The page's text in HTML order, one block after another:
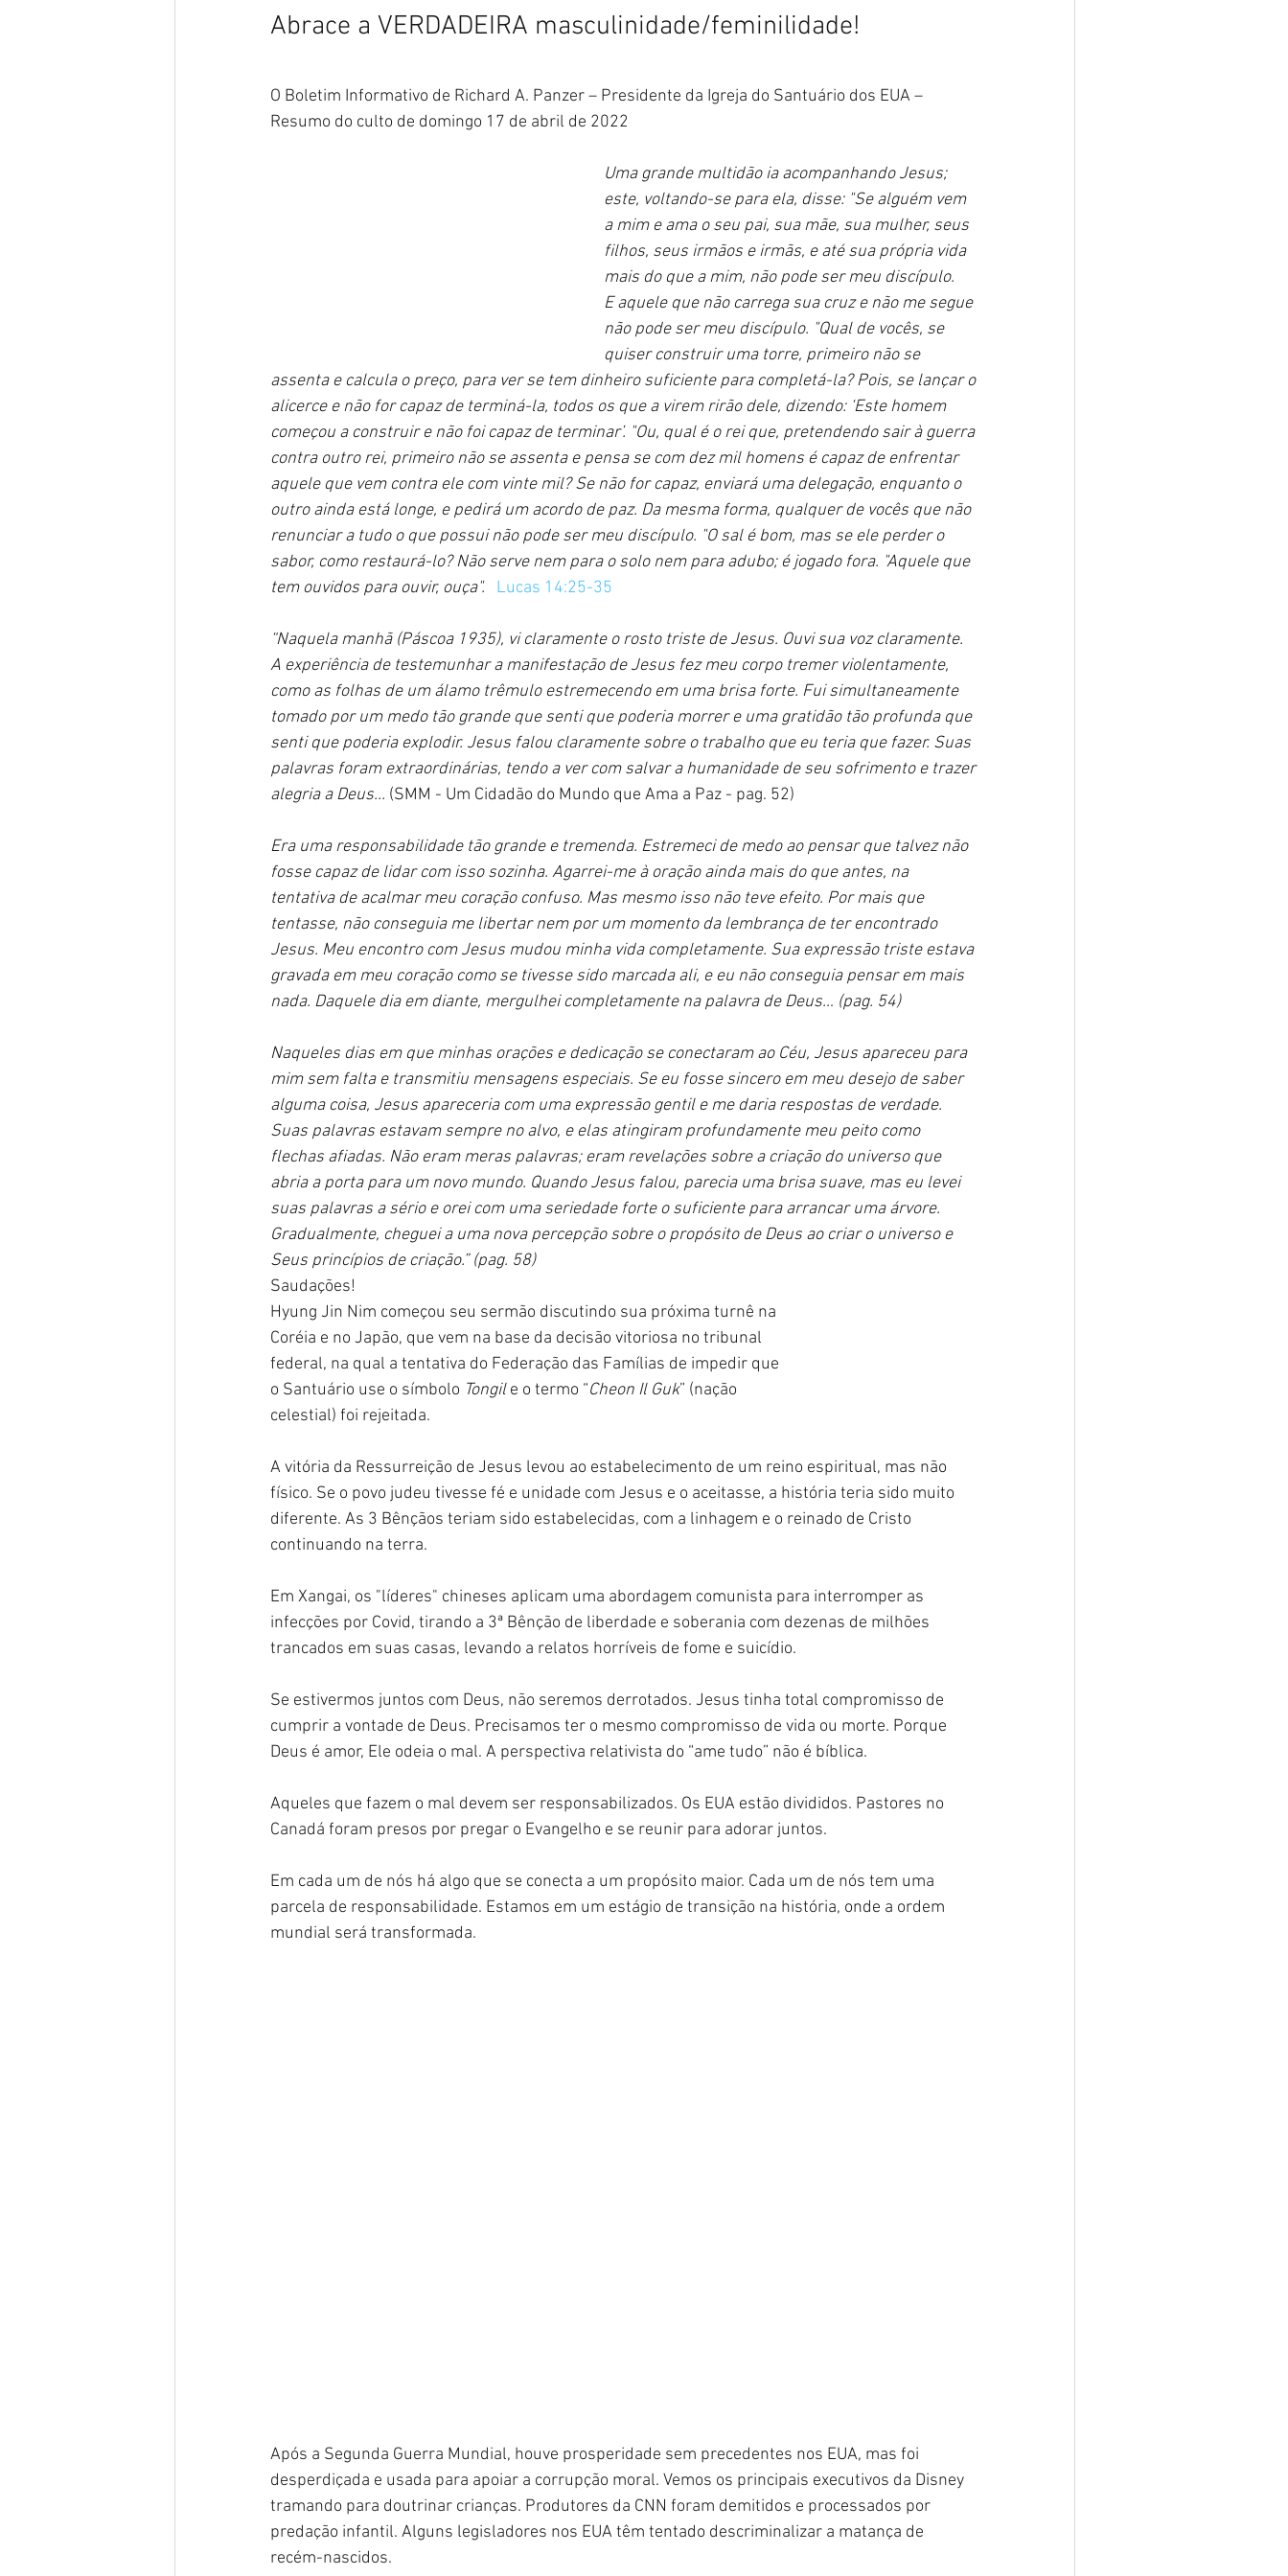
Abrace a VERDADEIRA masculinidade/feminilidade!
O Boletim Informativo de Richard A. Panzer – Presidente da Igreja do Santuário dos EUA –
Resumo do culto de domingo 17 de abril de 2022
Uma grande multidão ia acompanhando Jesus;
este, voltando-se para ela, disse: "Se alguém vem
a mim e ama o seu pai, sua mãe, sua mulher, seus
filhos, seus irmãos e irmãs, e até sua própria vida
mais do que a mim, não pode ser meu discípulo.
E aquele que não carrega sua cruz e não me segue
não pode ser meu discípulo. "Qual de vocês, se
quiser construir uma torre, primeiro não se
assenta e calcula o preço, para ver se tem dinheiro suficiente para completá-la? Pois, se lançar o
alicerce e não for capaz de terminá-la, todos os que a virem rirão dele, dizendo: ‘Este homem
começou a construir e não foi capaz de terminar’. "Ou, qual é o rei que, pretendendo sair à guerra
contra outro rei, primeiro não se assenta e pensa se com dez mil homens é capaz de enfrentar
aquele que vem contra ele com vinte mil? Se não for capaz, enviará uma delegação, enquanto o
outro ainda está longe, e pedirá um acordo de paz. Da mesma forma, qualquer de vocês que não
renunciar a tudo o que possui não pode ser meu discípulo. "O sal é bom, mas se ele perder o
sabor, como restaurá-lo? Não serve nem para o solo nem para adubo; é jogado fora. "Aquele que
tem ouvidos para ouvir, ouça".
Lucas 14:25-35
“Naquela manhã (Páscoa 1935), vi claramente o rosto triste de Jesus. Ouvi sua voz claramente.
A experiência de testemunhar a manifestação de Jesus fez meu corpo tremer violentamente,
como as folhas de um álamo trêmulo estremecendo em uma brisa forte. Fui simultaneamente
tomado por um medo tão grande que senti que poderia morrer e uma gratidão tão profunda que
senti que poderia explodir. Jesus falou claramente sobre o trabalho que eu teria que fazer. Suas
palavras foram extraordinárias, tendo a ver com salvar a humanidade de seu sofrimento e trazer
alegria a Deus... (SMM - Um Cidadão do Mundo que Ama a Paz - pag. 52)
Era uma responsabilidade tão grande e tremenda. Estremeci de medo ao pensar que talvez não
fosse capaz de lidar com isso sozinha. Agarrei-me à oração ainda mais do que antes, na
tentativa de acalmar meu coração confuso. Mas mesmo isso não teve efeito. Por mais que
tentasse, não conseguia me libertar nem por um momento da lembrança de ter encontrado
Jesus. Meu encontro com Jesus mudou minha vida completamente. Sua expressão triste estava
gravada em meu coração como se tivesse sido marcada ali, e eu não conseguia pensar em mais
nada. Daquele dia em diante, mergulhei completamente na palavra de Deus… (pag. 54)
Naqueles dias em que minhas orações e dedicação se conectaram ao Céu, Jesus apareceu para
mim sem falta e transmitiu mensagens especiais. Se eu fosse sincero em meu desejo de saber
alguma coisa, Jesus apareceria com uma expressão gentil e me daria respostas de verdade.
Suas palavras estavam sempre no alvo, e elas atingiram profundamente meu peito como
flechas afiadas. Não eram meras palavras; eram revelações sobre a criação do universo que
abria a porta para um novo mundo. Quando Jesus falou, parecia uma brisa suave, mas eu levei
suas palavras a sério e orei com uma seriedade forte o suficiente para arrancar uma árvore.
Gradualmente, cheguei a uma nova percepção sobre o propósito de Deus ao criar o universo e
Seus princípios de criação.” (pag. 58)
Saudações!
Hyung Jin Nim começou seu sermão discutindo sua próxima turnê na
Coréia e no Japão, que vem na base da decisão vitoriosa no tribunal
federal, na qual a tentativa do Federação das Famílias de impedir que
o Santuário use o símbolo Tongil e o termo “Cheon Il Guk” (nação
celestial) foi rejeitada.
A vitória da Ressurreição de Jesus levou ao estabelecimento de um reino espiritual, mas não
físico. Se o povo judeu tivesse fé e unidade com Jesus e o aceitasse, a história teria sido muito
diferente. As 3 Bênçãos teriam sido estabelecidas, com a linhagem e o reinado de Cristo
continuando na terra.
Em Xangai, os "líderes" chineses aplicam uma abordagem comunista para interromper as
infecções por Covid, tirando a 3ª Bênção de liberdade e soberania com dezenas de milhões
trancados em suas casas, levando a relatos horríveis de fome e suicídio.
Se estivermos juntos com Deus, não seremos derrotados. Jesus tinha total compromisso de
cumprir a vontade de Deus. Precisamos ter o mesmo compromisso de vida ou morte. Porque
Deus é amor, Ele odeia o mal. A perspectiva relativista do “ame tudo” não é bíblica.
Aqueles que fazem o mal devem ser responsabilizados. Os EUA estão divididos. Pastores no
Canadá foram presos por pregar o Evangelho e se reunir para adorar juntos.
Em cada um de nós há algo que se conecta a um propósito maior. Cada um de nós tem uma
parcela de responsabilidade. Estamos em um estágio de transição na história, onde a ordem
mundial será transformada.
Após a Segunda Guerra Mundial, houve prosperidade sem precedentes nos EUA, mas foi
desperdiçada e usada para apoiar a corrupção moral. Vemos os principais executivos da Disney
tramando para doutrinar crianças. Produtores da CNN foram demitidos e processados por
predação infantil. Alguns legisladores nos EUA têm tentado descriminalizar a matança de
recém-nascidos.